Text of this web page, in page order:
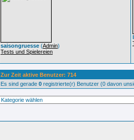
saisongruesse (Admin)
Tests und Spielereien
Zur Zeit aktive Benutzer: 714
Es sind gerade 0 registrierte(r) Benutzer (0 davon